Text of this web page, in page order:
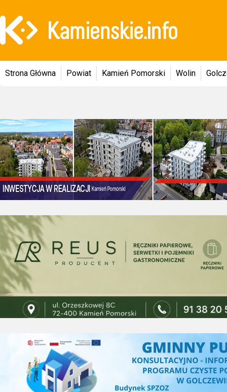
Strona Główna Powiat Kamień Pomorski Wolin